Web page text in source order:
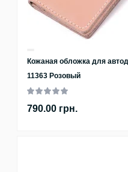
Кожаная обложка для
11363 Розовый
790.00 грн.